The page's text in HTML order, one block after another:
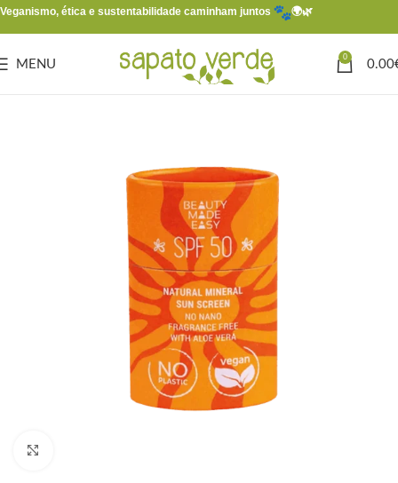
Veganismo, ética e sustentabilidade caminham juntos 🌍🌿
MENU
0
0.00